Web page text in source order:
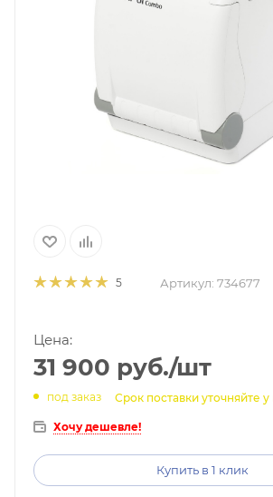
5 Артикул: 734677
Цена:
31 900 руб./шт
под заказ Срок поставки уточняйте
Хочу дешевле!
Купить в 1 клик